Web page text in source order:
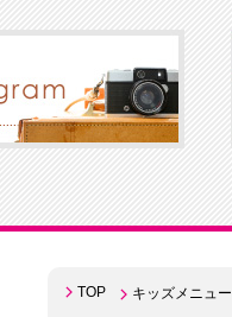
TOP キッズメニュー